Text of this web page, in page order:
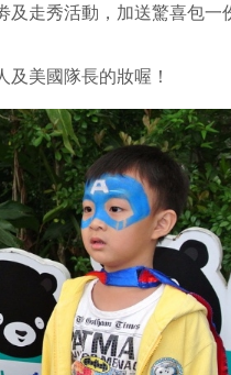
及走秀活動，加送驚喜包一
及美國隊長的妝喔！